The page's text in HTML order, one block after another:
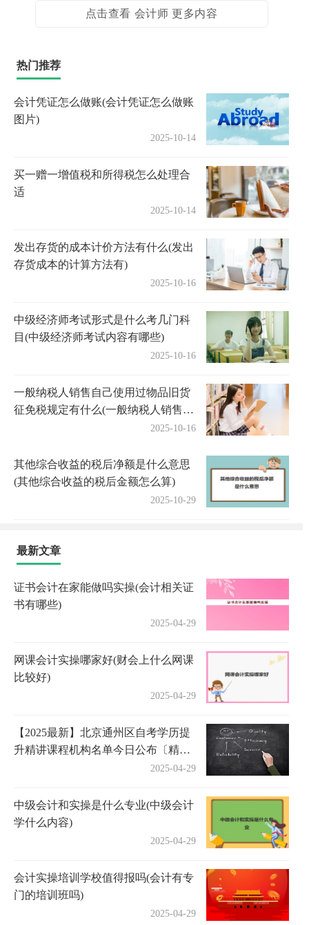
点击查看 会计师 更多内容
热门推荐
会计凭证怎么做账(会计凭证怎么做账
图片)
2025-10-14
买一赠一增值税和所得税怎么处理合
适
2025-10-14
发出存货的成本计价方法有什么(发出
存货成本的计算方法有)
2025-10-16
中级经济师考试形式是什么考几门科
目(中级经济师考试内容有哪些)
2025-10-16
一般纳税人销售自己使用过物品旧货
征免税规定有什么(一般纳税人销售自
2025-10-16
其他综合收益的税后净额是什么意思
(其他综合收益的税后金额怎么算)
2025-10-29
最新文章
证书会计在家能做吗实操(会计相关证
书有哪些)
2025-04-29
网课会计实操哪家好(财会上什么网课
比较好)
2025-04-29
【2025最新】北京通州区自考学历提
升精讲课程机构名单今日公布〔精选
2025-04-29
中级会计和实操是什么专业(中级会计
学什么内容)
2025-04-29
会计实操培训学校值得报吗(会计有专
门的培训班吗)
2025-04-29